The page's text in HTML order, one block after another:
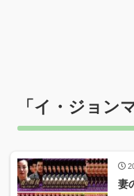
「イ・ジョン
妻